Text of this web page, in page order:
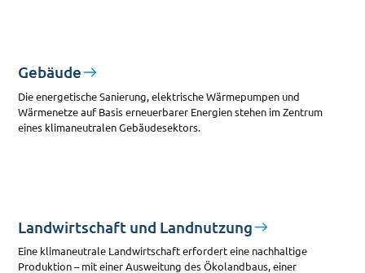
Gebäude
Die energetische Sanierung, elektrische Wärmepumpen und
Wärmenetze auf Basis erneuerbarer Energien stehen im Zentrum
eines klimaneutralen Gebäudesektors.
Landwirtschaft und Landnutzung
Eine klimaneutrale Landwirtschaft erfordert eine nachhaltige
Produktion – mit einer Ausweitung des Ökolandbaus, einer